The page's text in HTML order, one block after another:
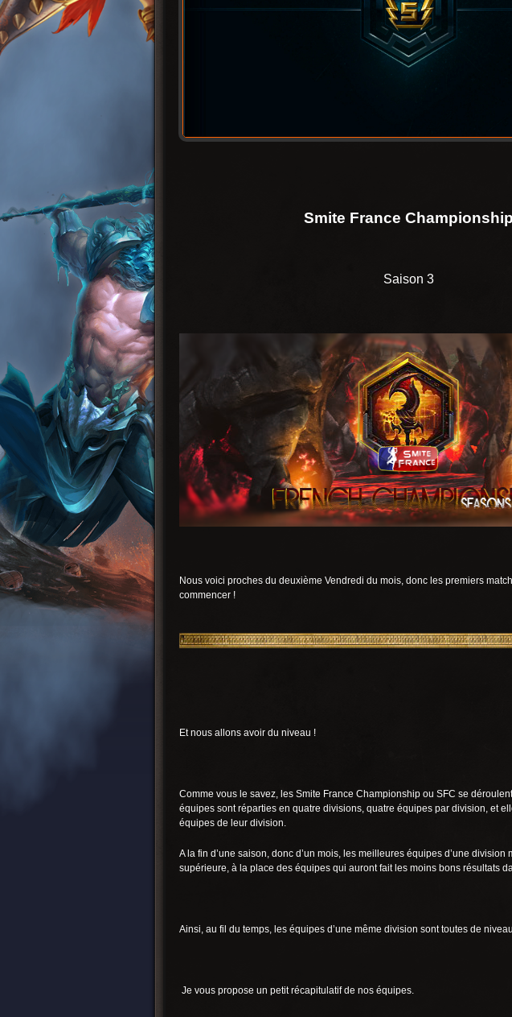
Smite France Championship
Saison 3
Nous voici proches du deuxième Vendredi du mois, donc les premiers
commencer !
Et nous allons avoir du niveau !
Comme vous le savez, les Smite France Championship ou SFC se
équipes sont réparties en quatre divisions, quatre équipes par division, et
équipes de leur division.
A la fin d’une saison, donc d’un mois, les meilleures équipes d’une division
supérieure, à la place des équipes qui auront fait les moins bons résultats
Ainsi, au fil du temps, les équipes d’une même division sont toutes de
Je vous propose un petit récapitulatif de nos équipes.